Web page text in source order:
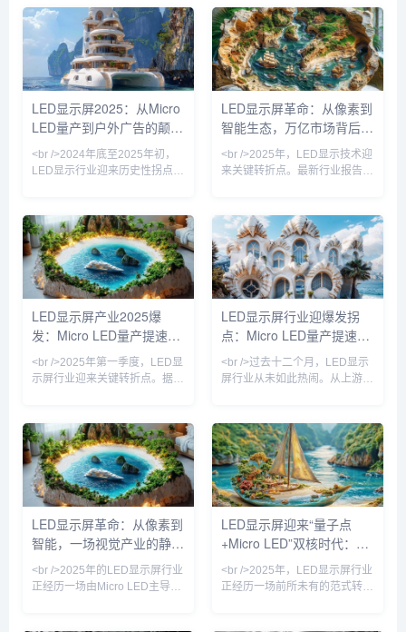
示屏，像素间距首次突破P0.1大
关，亮度达到10,000尼特以
上，对比度无限接近OLED。这
标志着困扰业界多年的巨量转移
和修复技术瓶颈已被初步攻克。
三星、LG和京东方相继宣布其
Micro LED生产线进入试产阶
段，良率从去年的不足60%提升
素间距压缩至P0.3以下，更在亮
度、对比度与功耗上实现了指数
级突破。据行业最新报告，三
星、LG与国内京东方、利亚德
等巨头已相继推出基于Micro
LED的商用显示墙，其黑屏亮度
低于0.01尼特，峰值亮度却可达
3000尼特以上，完美适配户外
LED显示屏2025：从Micro
LED量产到户外广告的颠覆
性革命
<br />2024年底至2025年初，
LED显示行业迎来历史性拐点。
LED显示屏进入小批量量产阶
段，像素间距突破P0.3以下，亮
度提升至5000nit以上，而成本
较去年下降40%。这意味着，曾
被视作“显示终极形态”的Micro
LED，开始从实验室走向高端商
用和高端家用市场。与此同时，
Mini LED背光技术在中大尺寸
LED显示屏革命：从像素到
智能生态，万亿市场背后的
技术跃迁与产业变局
<br />2025年，LED显示技术迎
来关键转折点。最新行业报告显
巨头相继宣布新一代Micro LED
显示屏量产计划，像素间距从
P0.4进一步压缩至P0.1，亮度
突破10000nit，功耗降低40%。
与此同时，Mini LED背光技术
成本较去年下降35%，渗透率在
高端电视、车载显示和电竞显示
器领域快速攀升，预计2026年
LED显示屏产业2025爆
发：Micro LED量产提速与
户外广告数字革命
<br />2025年第一季度，LED显
示屏行业迎来关键转折点。据多
已从去年的99.9%提升至
99.99%这一商用临界值，这直
接推动了三星、索尼以及国内京
东方、华灿光电等头部厂商加速
布局大尺寸Micro LED显示屏产
线。本周，利亚德与晶电合资公
司宣布其Micro LED薄膜芯片月
产能突破1万片等效4K面板，成
LED显示屏行业迎爆发拐
点：Micro LED量产提速与
户外广告数字化转型双轮驱
动
<br />过去十二个月，LED显示
屏行业从未如此热闹。从上游芯
术路线之争与市场扩容同步加
速。记者综合近期十篇行业深度
报道发现，2025年一季度全球
LED显示屏出货量同比增长
23.7%，其中小间距产品占比首
次突破45%，而户外广告屏的数
字化改造率在一线城市已达
68%。这些数字背后，是一场由
共同引发的产业
LED显示屏革命：从像素到
智能，一场视觉产业的静默
爆发
<br />2025年的LED显示屏行业
正经历一场由Micro LED主导的
LED显示屏迎来“量子点
+Micro LED”双核时代：
2025年产业变革深度观察
<br />2025年，LED显示屏行业
正经历一场前所未有的范式转